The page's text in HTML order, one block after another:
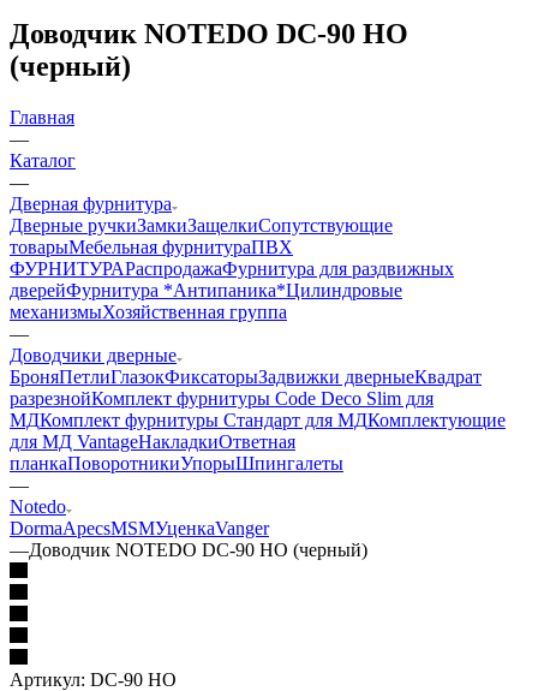
Доводчик NOTEDO DC-90 HO
(черный)
Главная
—
Каталог
—
Дверная фурнитура
Дверные ручкиЗамкиЗащелкиСопутствующие
товарыМебельная фурнитураПВХ
ФУРНИТУРАРаспродажаФурнитура для раздвижных
дверейФурнитура *Антипаника*Цилиндровые
механизмыХозяйственная группа
—
Доводчики дверные
БроняПетлиГлазокФиксаторыЗадвижки дверныеКвадрат
разрезнойКомплект фурнитуры Code Deco Slim для
МДКомплект фурнитуры Стандарт для МДКомплектующие
для МД VantageНакладкиОтветная
планкаПоворотникиУпорыШпингалеты
—
Notedo
DormaApecsMSMУценкаVanger
—Доводчик NOTEDO DC-90 HO (черный)
Артикул: DC-90 HO